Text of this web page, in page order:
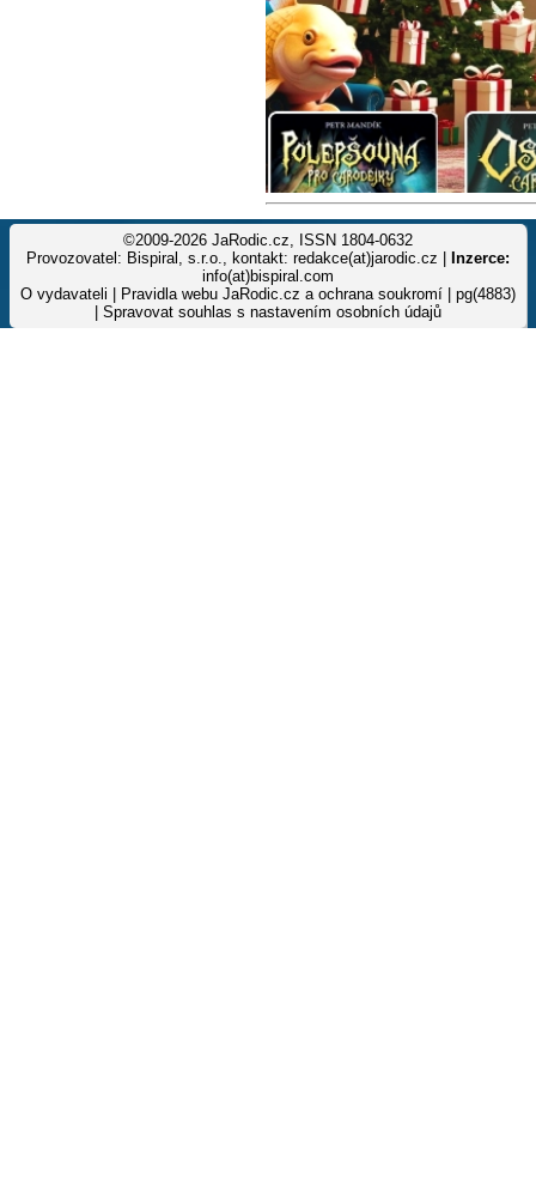
©2009-2026 JaRodic.cz, ISSN 1804-0632
Provozovatel: Bispiral, s.r.o., kontakt: redakce(at)jarodic.cz |
Inzerce:
info(at)bispiral.com
O vydavateli
Pravidla webu JaRodic.cz a ochrana soukromí | pg(4883)
Spravovat souhlas s nastavením osobních údajů